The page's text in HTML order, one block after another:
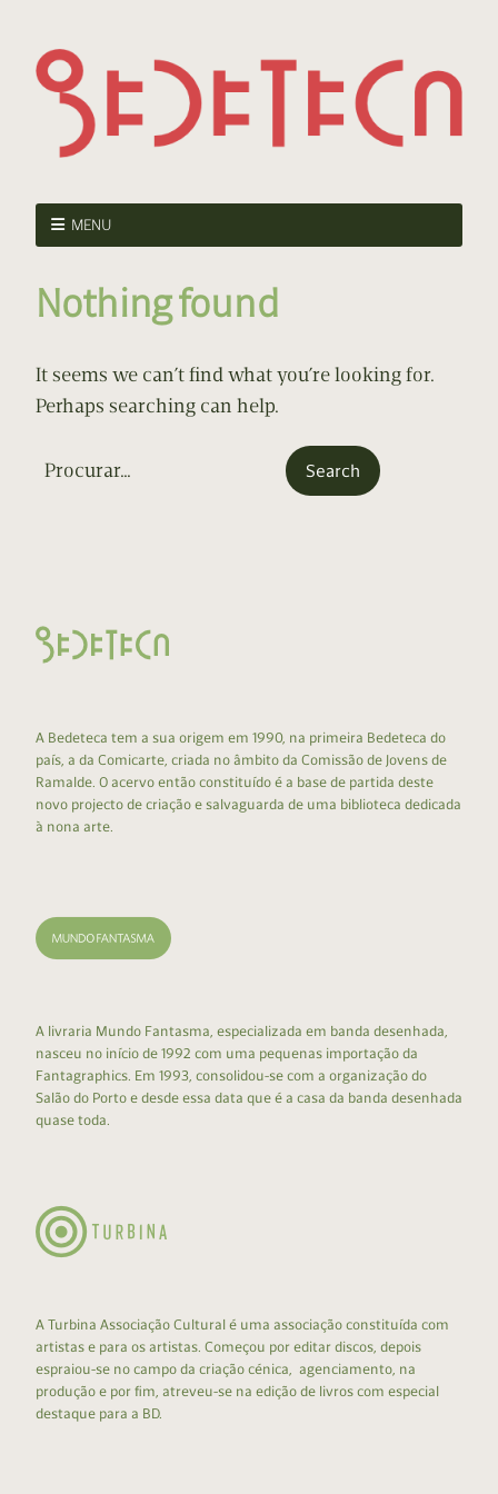
MENU
Nothing found
It seems we can’t find what you’re looking for.
Perhaps searching can help.
A Bedeteca tem a sua origem em 1990, na primeira Bedeteca do
país, a da Comicarte, criada no âmbito da Comissão de Jovens de
Ramalde. O acervo então constituído é a base de partida deste
novo projecto de criação e salvaguarda de uma biblioteca dedicada
à nona arte.
A livraria Mundo Fantasma, especializada em banda desenhada,
nasceu no início de 1992 com uma pequenas importação da
Fantagraphics. Em 1993, consolidou-se com a organização do
Salão do Porto e desde essa data que é a casa da banda desenhada
quase toda.
A Turbina Associação Cultural é uma associação constituída com
artistas e para os artistas. Começou por editar discos, depois
espraiou-se no campo da criação cénica, agenciamento, na
produção e por fim, atreveu-se na edição de livros com especial
destaque para a BD.